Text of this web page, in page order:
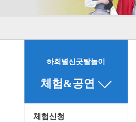
하회별신굿탈놀이
체험&공연
체험신청